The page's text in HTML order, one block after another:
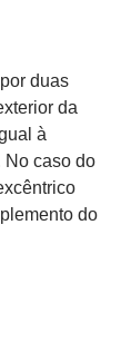
duas
da
à
No caso do
do